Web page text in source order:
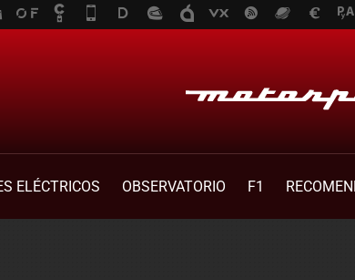
ELÉCTRICOS OBSERVATORIO F1